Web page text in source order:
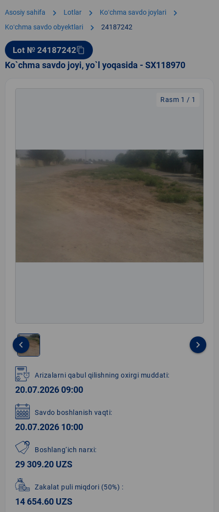
Asosiy sahifa chevron_right Lotlar chevron_right Koʻchma savdo joylari chevron_right
Koʻchma savdo obyektlari chevron_right 24187242
Lot № 24187242content_copy
Ko`chma savdo joyi, yo`l yoqasida - SX118970
Rasm 1 / 1
1
of
1
keyboard_arrow_left keyboard_arrow_right
Arizalarni qabul qilishning oxirgi muddati:
20.07.2026 09:00
Savdo boshlanish vaqti:
20.07.2026 10:00
Boshlang‘ich narxi:
29 309.20 UZS
Zakalat puli miqdori (50%) :
14 654.60 UZS